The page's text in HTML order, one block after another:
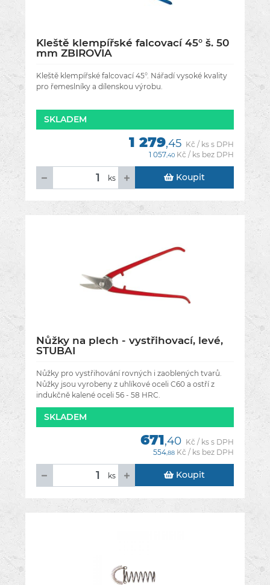
Kleště klempířské falcovací 45° š. 50
mm ZBIROVIA
Kleště klempířské falcovací 45°. Nářadí vysoké kvality
pro řemeslníky a dílenskou výrobu.
SKLADEM
1 279,45 Kč / ks s DPH
1 057,40 Kč / ks bez DPH
ks Koupit
Nůžky na plech - vystřihovací, levé,
STUBAI
Nůžky pro vystřihování rovných i zaoblených tvarů.
Nůžky jsou vyrobeny z uhlíkové oceli C60 a ostří z
indukčně kalené oceli 56 - 58 HRC.
SKLADEM
671,40 Kč / ks s DPH
554,88 Kč / ks bez DPH
ks Koupit